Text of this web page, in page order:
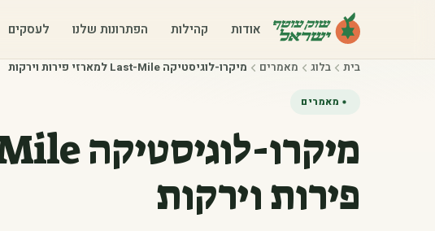
אודות קהילות הפתרונות שלנו לעסקים
בית בלוג מאמרים ‫מיקרו-לוגיסטיקה Last-Mile למארזי פירות וירקות‬
מאמרים
פירות וירקות‬